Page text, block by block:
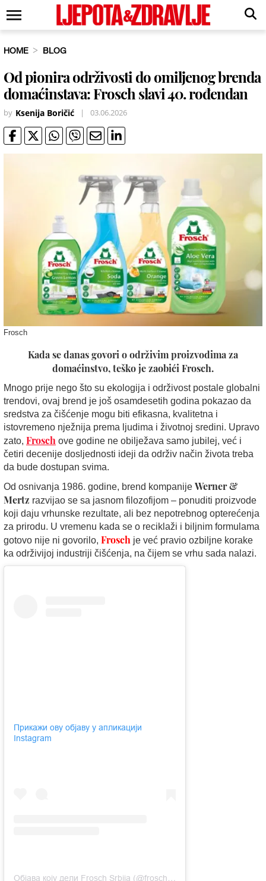
HOME BLOG
Od pionira održivosti do omiljenog brenda
domaćinstava: Frosch slavi 40. rođendan
by Ksenija Boričić | 03.06.2026
Frosch
Kada se danas govori o održivim proizvodima za
domaćinstvo, teško je zaobići Frosch.
Mnogo prije nego što su ekologija i održivost postale globalni
trendovi, ovaj brend je još osamdesetih godina pokazao da
sredstva za čišćenje mogu biti efikasna, kvalitetna i
istovremeno nježnija prema ljudima i životnoj sredini. Upravo
zato, Frosch ove godine ne obilježava samo jubilej, već i
četiri decenije dosljednosti ideji da održiv način života treba
da bude dostupan svima.
Od osnivanja 1986. godine, brend kompanije Werner &
Mertz razvijao se sa jasnom filozofijom – ponuditi proizvode
koji daju vrhunske rezultate, ali bez nepotrebnog opterećenja
za prirodu. U vremenu kada se o reciklaži i biljnim formulama
gotovo nije ni govorilo, Frosch je već pravio ozbiljne korake
ka održivijoj industriji čišćenja, na čijem se vrhu sada nalazi.
Прикажи ову објаву у апликацији
Instagram